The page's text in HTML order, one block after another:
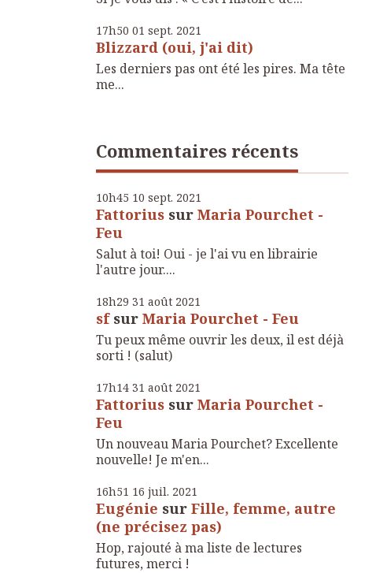
17h50 01 sept. 2021
Blizzard (oui, j'ai dit)
Les derniers pas ont été les pires. Ma tête
me...
Commentaires récents
10h45 10 sept. 2021
Fattorius sur Maria Pourchet -
Feu
Salut à toi! Oui - je l'ai vu en librairie
l'autre jour....
18h29 31 août 2021
sfsur Maria Pourchet - Feu
Tu peux même ouvrir les deux, il est déjà
sorti ! (salut)
17h14 31 août 2021
Fattorius sur Maria Pourchet -
Feu
Un nouveau Maria Pourchet? Excellente
nouvelle! Je m'en...
16h51 16 juil. 2021
Eugénie sur Fille, femme, autre
(ne précisez pas)
Hop, rajouté à ma liste de lectures
futures, merci !